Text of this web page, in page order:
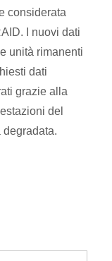
considerata
I nuovi dati
unità rimanenti
dati
grazie alla
del
degradata.